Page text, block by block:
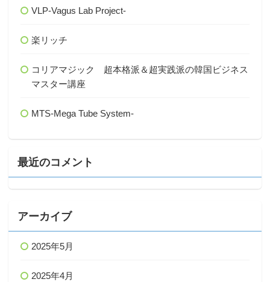
VLP-Vagus Lab Project-
楽リッチ
コリアマジック 超本格派＆超実践派の韓国ビジネス
マスター講座
MTS-Mega Tube System-
最近のコメント
アーカイブ
2025年5月
2025年4月